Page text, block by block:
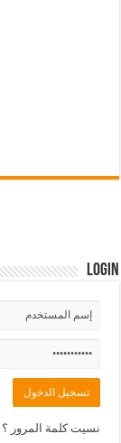
Login
نسيت كلمة المرور ؟